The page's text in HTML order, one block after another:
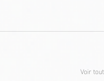
Voir tout